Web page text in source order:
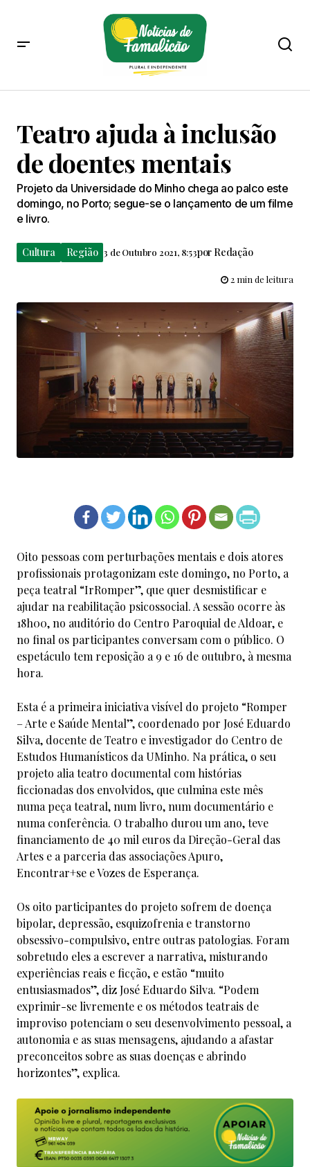
Teatro ajuda à inclusão
de doentes mentais
Projeto da Universidade do Minho chega ao palco este
domingo, no Porto; segue-se o lançamento de um filme
e livro.
Cultura Região 3 de Outubro 2021, 8:53por Redação
2 min de leitura
Oito pessoas com perturbações mentais e dois atores
profissionais protagonizam este domingo, no Porto, a
peça teatral “IrRomper”, que quer desmistificar e
ajudar na reabilitação psicossocial. A sessão ocorre às
18h00, no auditório do Centro Paroquial de Aldoar, e
no final os participantes conversam com o público. O
espetáculo tem reposição a 9 e 16 de outubro, à mesma
hora.
Esta é a primeira iniciativa visível do projeto “Romper
– Arte e Saúde Mental”, coordenado por José Eduardo
Silva, docente de Teatro e investigador do Centro de
Estudos Humanísticos da UMinho. Na prática, o seu
projeto alia teatro documental com histórias
ficcionadas dos envolvidos, que culmina este mês
numa peça teatral, num livro, num documentário e
numa conferência. O trabalho durou um ano, teve
financiamento de 40 mil euros da Direção-Geral das
Artes e a parceria das associações Apuro,
Encontrar+se e Vozes de Esperança.
Os oito participantes do projeto sofrem de doença
bipolar, depressão, esquizofrenia e transtorno
obsessivo-compulsivo, entre outras patologias. Foram
sobretudo eles a escrever a narrativa, misturando
experiências reais e ficção, e estão “muito
entusiasmados”, diz José Eduardo Silva. “Podem
exprimir-se livremente e os métodos teatrais de
improviso potenciam o seu desenvolvimento pessoal, a
autonomia e as suas mensagens, ajudando a afastar
preconceitos sobre as suas doenças e abrindo
horizontes”, explica.